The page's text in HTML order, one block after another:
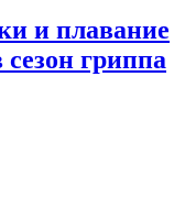
и плавание
гриппа